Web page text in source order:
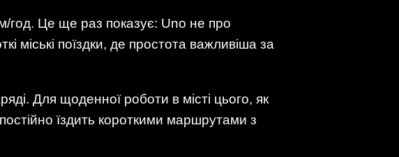
год. Це ще раз показує: Uno не про
міські поїздки, де простота важливіша за
Для щоденної роботи в місті цього, як
їздить короткими маршрутами з